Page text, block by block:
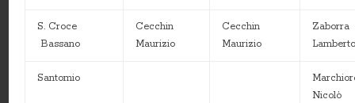
S. Croce
Bassano
Cecchin
Maurizio
Cecchin
Maurizio
Zaborra
Santomio
Nicolò